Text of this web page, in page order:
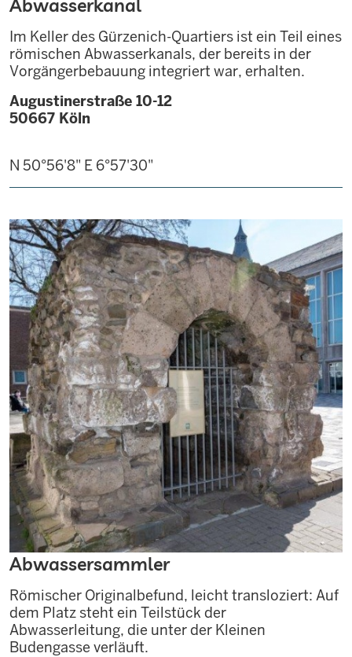
Abwasserkanal
Im Keller des Gürzenich-Quartiers ist ein Teil eines
römischen Abwasserkanals, der bereits in der
Vorgängerbebauung integriert war, erhalten.
Augustinerstraße 10-12
50667 Köln
N 50°56'8" E 6°57'30"
Abwassersammler
Römischer Originalbefund, leicht transloziert: Auf
dem Platz steht ein Teilstück der
Abwasserleitung, die unter der Kleinen
Budengasse verläuft.